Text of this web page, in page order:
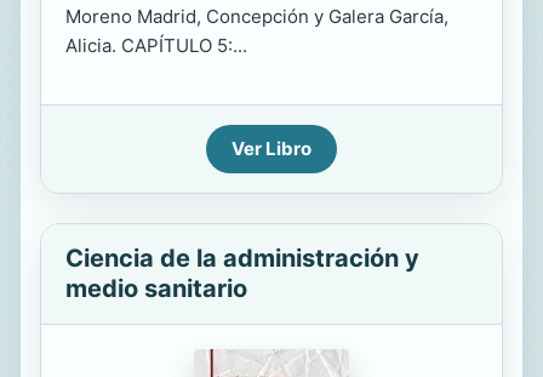
Moreno Madrid, Concepción y Galera García,
Alicia. CAPÍTULO 5:...
Ver Libro
Ciencia de la administración y
medio sanitario